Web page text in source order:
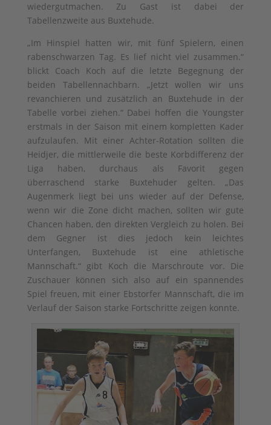
wiedergutmachen. Zu Gast ist dabei der
Tabellenzweite aus Buxtehude.
„Im Hinspiel hatten wir, mit fünf Spielern, einen
rabenschwarzen Tag. Es lief nicht viel zusammen.“
blickt Coach Koch auf die letzte Begegnung der
beiden Tabellennachbarn. „Jetzt wollen wir uns
revanchieren und zusätzlich an Buxtehude in der
Tabelle vorbei ziehen.“ Dabei hoffen die Youngster
erstmals in der Saison mit einem kompletten Kader
aufzulaufen. Mit einer Achter-Rotation sollten die
Heidjer, die mittlerweile die beste Korbdifferenz der
Liga haben, durchaus als Favorit gegen
überraschend starke Buxtehuder gelten. „Das
Augenmerk liegt bei uns wieder auf der Defense,
wenn wir die Zone dicht machen, sollten wir gute
Chancen haben, den direkten Vergleich zu holen. Bei
dem Gegner ist dies jedoch kein leichtes
Unterfangen, Buxtehude ist eine athletische
Mannschaft.“ gibt Koch die Marschroute vor. Die
Zuschauer können sich also auf ein spannendes
Spiel freuen, mit einer Ebstorfer Mannschaft, die im
Verlauf der Saison starke Fortschritte zeigen konnte.